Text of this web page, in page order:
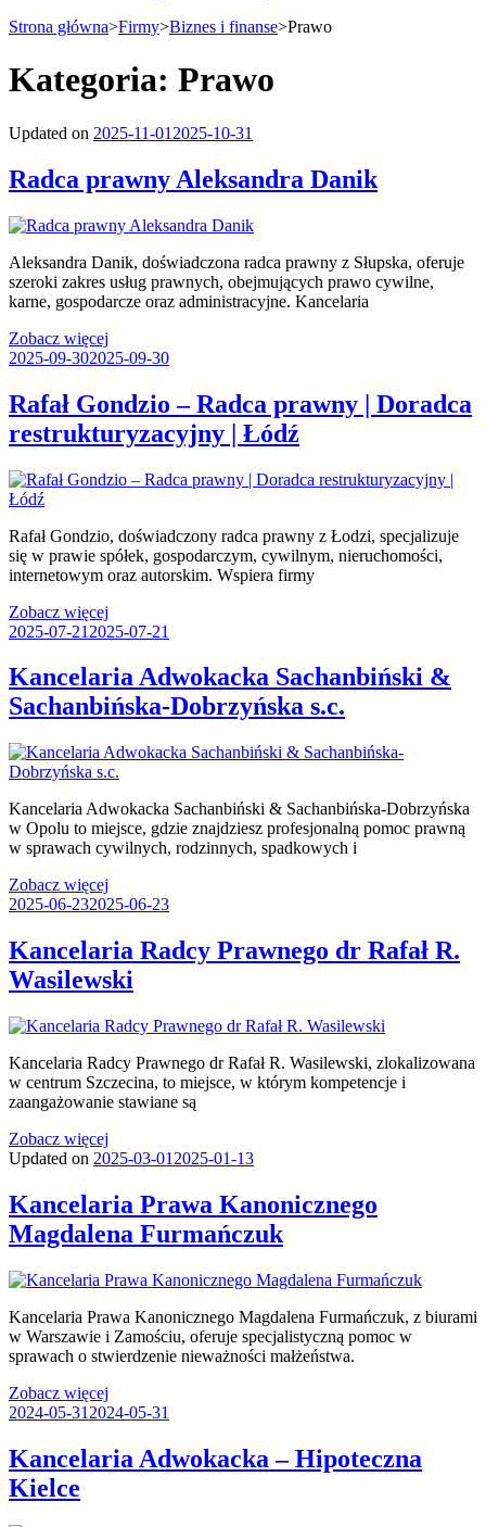
Strona główna>Firmy>Biznes i finanse>Prawo
Kategoria: Prawo
Updated on 2025-11-01 2025-10-31
Radca prawny Aleksandra Danik
Aleksandra Danik, doświadczona radca prawny z Słupska, oferuje
szeroki zakres usług prawnych, obejmujących prawo cywilne,
karne, gospodarcze oraz administracyjne. Kancelaria
Zobacz więcej
2025-09-302025-09-30
Rafał Gondzio – Radca prawny | Doradca
restrukturyzacyjny | Łódź
Rafał Gondzio, doświadczony radca prawny z Łodzi, specjalizuje
się w prawie spółek, gospodarczym, cywilnym, nieruchomości,
internetowym oraz autorskim. Wspiera firmy
Zobacz więcej
2025-07-21 2025-07-21
Kancelaria Adwokacka Sachanbiński &
Sachanbińska-Dobrzyńska s.c.
Kancelaria Adwokacka Sachanbiński & Sachanbińska-Dobrzyńska
w Opolu to miejsce, gdzie znajdziesz profesjonalną pomoc prawną
w sprawach cywilnych, rodzinnych, spadkowych i
Zobacz więcej
2025-06-232025-06-23
Kancelaria Radcy Prawnego dr Rafał R.
Wasilewski
Kancelaria Radcy Prawnego dr Rafał R. Wasilewski, zlokalizowana
w centrum Szczecina, to miejsce, w którym kompetencje i
zaangażowanie stawiane są
Zobacz więcej
Updated on 2025-03-01 2025-01-13
Kancelaria Prawa Kanonicznego
Magdalena Furmańczuk
Kancelaria Prawa Kanonicznego Magdalena Furmańczuk, z biurami
w Warszawie i Zamościu, oferuje specjalistyczną pomoc w
sprawach o stwierdzenie nieważności małżeństwa.
Zobacz więcej
2024-05-31 2024-05-31
Kancelaria Adwokacka – Hipoteczna
Kielce